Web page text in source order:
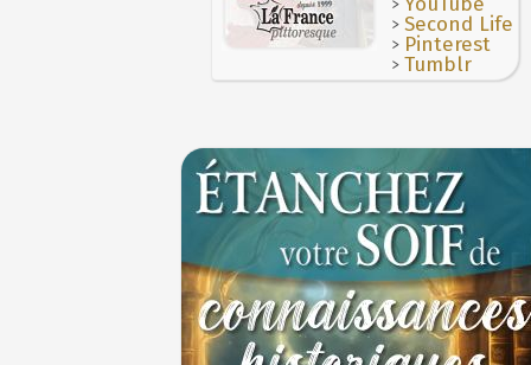
>Second Life
> Pinterest
>Tumblr